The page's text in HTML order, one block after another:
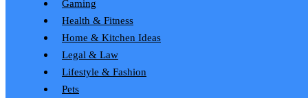
Gaming
Health & Fitness
Home & Kitchen Ideas
Legal & Law
Lifestyle & Fashion
Pets